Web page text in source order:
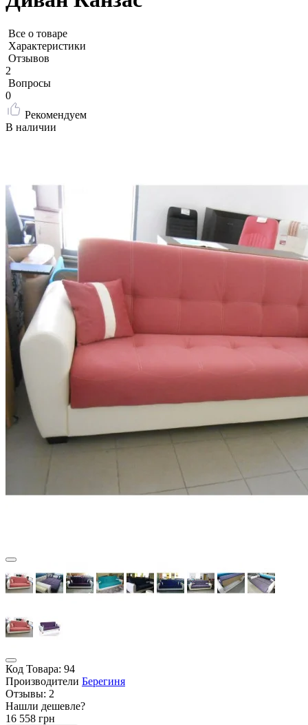
Все о товаре
Характеристики
Отзывов
2
Вопросы
0
Рекомендуем
В наличии
Код Товара: 94
Производители Берегиня
Отзывы: 2
Нашли дешевле?
16 558 грн